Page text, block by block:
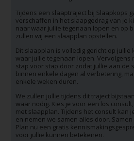
Tijdens een slaaptraject bij Slaapkops
verschaffen in het slaapgedrag van je
naar waar jullie tegenaan lopen en op
zullen wij een slaapplan opstellen.
Dit slaapplan is volledig gericht op
waar jullie tegenaan lopen. Vervolgens
stap voor stap door zodat jullie aan de
binnen enkele dagen al verbetering,
enkele weken duren.
We zullen jullie tijdens dit traject
waar nodig. Kies je voor een los
met slaapplan. Tijdens het consult kan
en nemen we samen alles door.
Plan nu een gratis
voor jullie kunnen betekenen.